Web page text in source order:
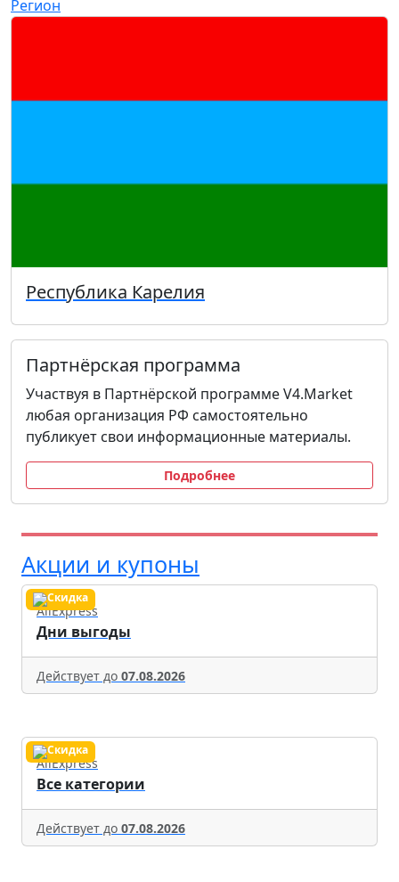
Регион
Республика Карелия
Партнёрская программа
Участвуя в Партнёрской программе V4.Market
любая организация РФ самостоятельно
публикует свои информационные материалы.
Подробнее
Акции и купоны
AliExpress
Дни выгоды
Действует до 07.08.2026
AliExpress
Все категории
Действует до 07.08.2026